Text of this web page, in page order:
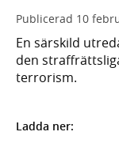
Publicerad 10
En särskild
den
terrorism.
Ladda ner: